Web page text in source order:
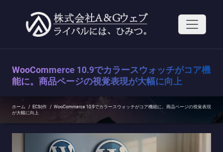
へ
WooCommerce 10.9でカラースウォッチがコア機
能に。商品ページの視覚表現が大幅に向上
ホーム / EC制作 / WooCommerce 10.9でカラースウォッチがコア機能に。商品ページの視覚表現
が大幅に向上